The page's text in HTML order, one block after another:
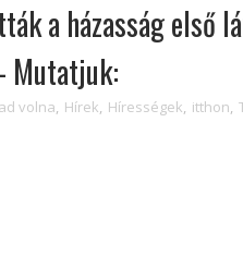
a házasság első
Mutatjuk:
volna, Hírek, Hírességek, itthon,